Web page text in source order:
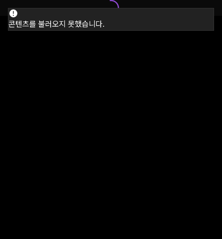
콘텐츠를 불러오지 못했습니다.